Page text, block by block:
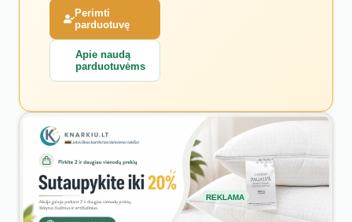
Perimti
parduotuvę
Apie naudą
parduotuvėms
REKLAMA